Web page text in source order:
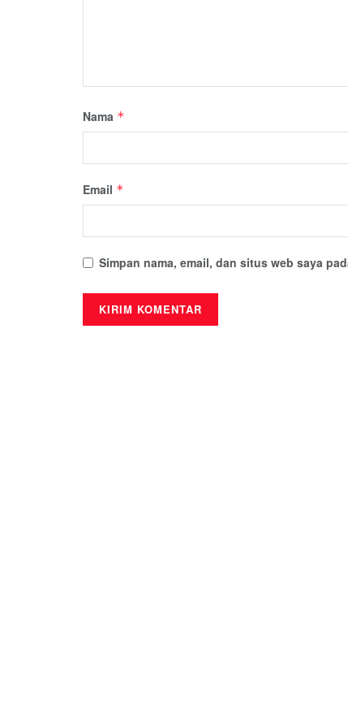
Nama *
Email *
Simpan nama, email, dan situs web saya